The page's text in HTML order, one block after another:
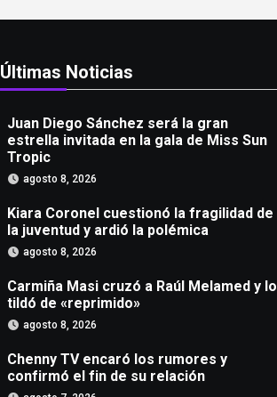
Últimas Noticias
Juan Diego Sánchez será la gran
estrella invitada en la gala de Miss Sun
Tropic
agosto 8, 2026
Kiara Coronel cuestionó la fragilidad de
la juventud y ardió la polémica
agosto 8, 2026
Carmiña Masi cruzó a Raúl Melamed y lo
tildó de «reprimido»
agosto 8, 2026
Chenny TV encaró los rumores y
confirmó el fin de su relación